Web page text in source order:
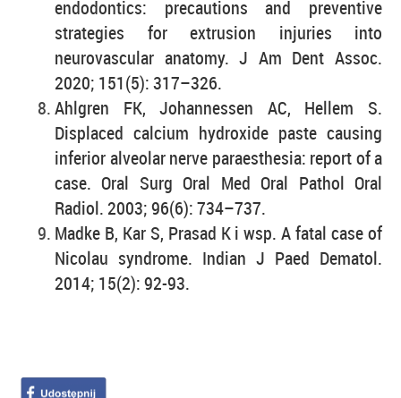
endodontics: precautions and preventive
strategies for extrusion injuries into
neurovascular anatomy. J Am Dent Assoc.
2020; 151(5): 317–326.
Ahlgren FK, Johannessen AC, Hellem S.
Displaced calcium hydroxide paste causing
inferior alveolar nerve paraesthesia: report of a
case. Oral Surg Oral Med Oral Pathol Oral
Radiol. 2003; 96(6): 734–737.
Madke B, Kar S, Prasad K i wsp. A fatal case of
Nicolau syndrome. Indian J Paed Dematol.
2014; 15(2): 92-93.